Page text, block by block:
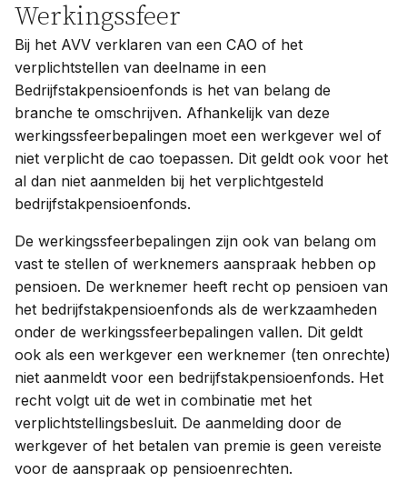
Werkingssfeer
Bij het AVV verklaren van een CAO of het
verplichtstellen van deelname in een
Bedrijfstakpensioenfonds is het van belang de
branche te omschrijven. Afhankelijk van deze
werkingssfeerbepalingen moet een werkgever wel of
niet verplicht de cao toepassen. Dit geldt ook voor het
al dan niet aanmelden bij het verplichtgesteld
bedrijfstakpensioenfonds.
De werkingssfeerbepalingen zijn ook van belang om
vast te stellen of werknemers aanspraak hebben op
pensioen. De werknemer heeft recht op pensioen van
het bedrijfstakpensioenfonds als de werkzaamheden
onder de werkingssfeerbepalingen vallen. Dit geldt
ook als een werkgever een werknemer (ten onrechte)
niet aanmeldt voor een bedrijfstakpensioenfonds. Het
recht volgt uit de wet in combinatie met het
verplichtstellingsbesluit. De aanmelding door de
werkgever of het betalen van premie is geen vereiste
voor de aanspraak op pensioenrechten.